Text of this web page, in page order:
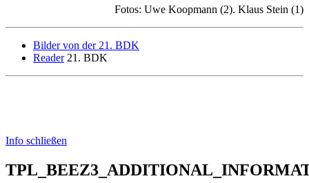
Fotos: Uwe Koopmann (2). Klaus Stein (1)
Bilder von der 21. BDK
Reader21. BDK
Info schließen